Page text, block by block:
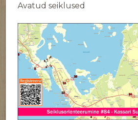
Avatud seiklused